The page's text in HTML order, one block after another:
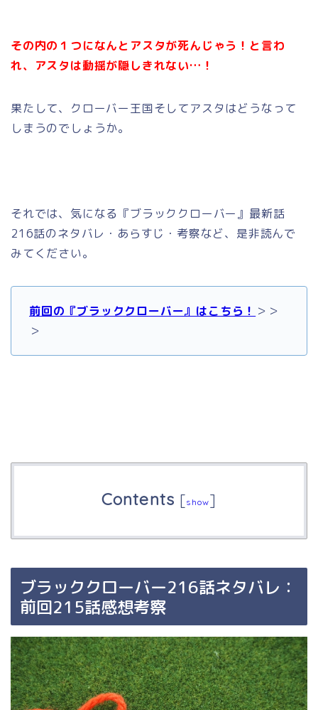
その内の１つになんとアスタが死んじゃう！と言わ
れ、アスタは動揺が隠しきれない…！
果たして、クローバー王国そしてアスタはどうなって
しまうのでしょうか。
それでは、気になる『ブラッククローバー』最新話
216話のネタバレ・あらすじ・考察など、是非読んで
みてください。
前回の『ブラッククローバー』はこちら！ ＞＞
＞
Contents [show]
ブラッククローバー216話ネタバレ：
前回215話感想考察